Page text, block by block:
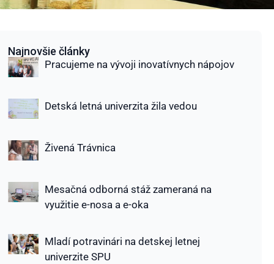
Najnovšie články
Pracujeme na vývoji inovatívnych nápojov
Detská letná univerzita žila vedou
Živená Trávnica
Mesačná odborná stáž zameraná na
využitie e-nosa a e-oka
Mladí potravinári na detskej letnej
univerzite SPU